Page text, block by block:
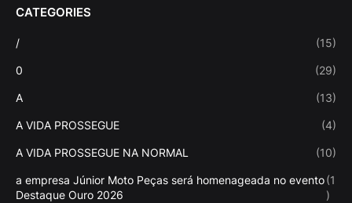
CATEGORIES
/ (15)
0 (29)
A (13)
A VIDA PROSSEGUE (4)
A VIDA PROSSEGUE NA NORMAL (10)
a empresa Júnior Moto Peças será homenageada no evento
Destaque Ouro 2026
(1
)